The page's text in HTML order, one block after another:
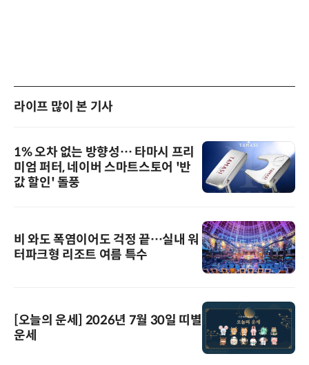
라이프 많이 본 기사
1% 오차 없는 방향성… 타마시 프리
미엄 퍼터, 네이버 스마트스토어 '반
값 할인' 돌풍
비 와도 폭염이어도 걱정 끝…실내 워
터파크형 리조트 여름 특수
[오늘의 운세] 2026년 7월 30일 띠별
운세